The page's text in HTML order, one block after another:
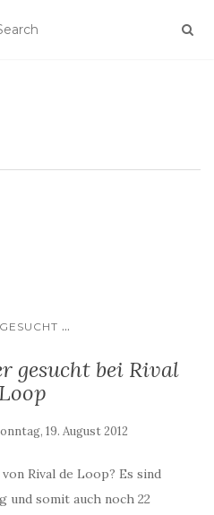
...
gesucht bei Rival
19. August 2012
Rival de Loop? Es sind
und somit auch noch 22